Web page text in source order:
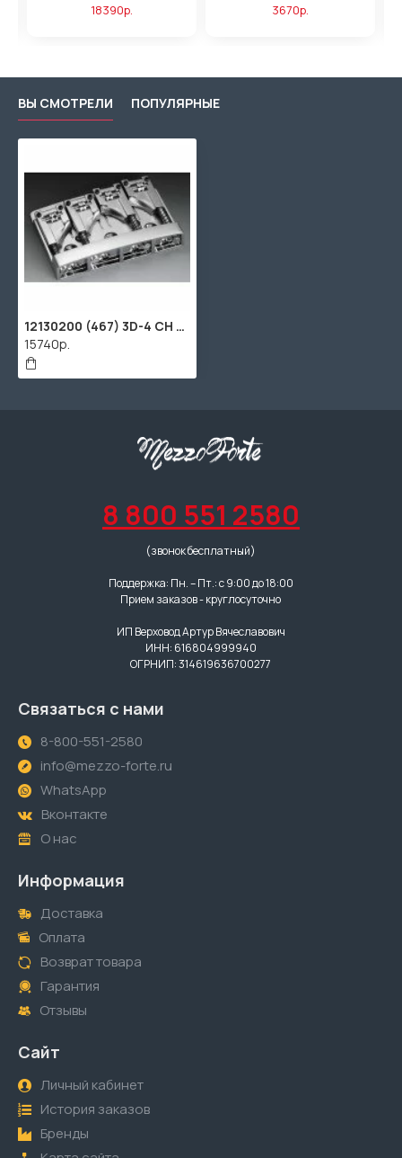
18390р. 3670р.
ВЫ СМОТРЕЛИ ПОПУЛЯРНЫЕ
12130200 (467) 3D-4 CH Бридж (струнодержатель) для 4-х струнной бас-гитары SCHALLER
15740р.
8 800 551 2580
(звонок бесплатный)
Поддержка: Пн. – Пт.: с 9:00 до 18:00
Прием заказов - круглосуточно
ИП Верховод Артур Вячеславович
ИНН: 616804999940
ОГРНИП: 314619636700277
Связаться с нами
8-800-551-2580
info@mezzo-forte.ru
WhatsApp
Вконтакте
О нас
Информация
Доставка
Оплата
Возврат товара
Гарантия
Отзывы
Сайт
Личный кабинет
История заказов
Бренды